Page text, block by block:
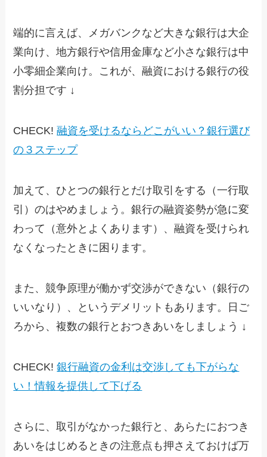
端的に言えば、メガバンクなど大きな銀行は大企
業向け、地方銀行や信用金庫など小さな銀行は中
小零細企業向け。これが、融資における銀行の役
割分担です ↓
CHECK!融資を受けるならどこがいい？銀行選び
の３ステップ
加えて、ひとつの銀行とだけ取引をする（一行取
引）のはやめましょう。銀行の融資姿勢が急に変
わって（意外とよくあります）、融資を受けられ
なくなったときに困ります。
また、競争原理が働かず交渉ができない（銀行の
いいなり）、というデメリットもあります。日ご
ろから、複数の銀行とおつきあいをしましょう ↓
CHECK!銀行融資の金利は交渉しても下がらな
い！情報を提供して下げる
さらに、取引がなかった銀行と、あらたにおつき
あいをはじめるときの注意点も押さえておけば万